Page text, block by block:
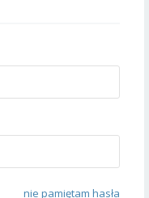
nie pamiętam hasła